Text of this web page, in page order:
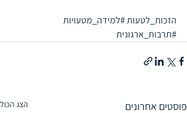
הזכות_לטעות #למידה_מטעויות
#תרבות_ארגונית
פוסטים אחרונים הצג הכול